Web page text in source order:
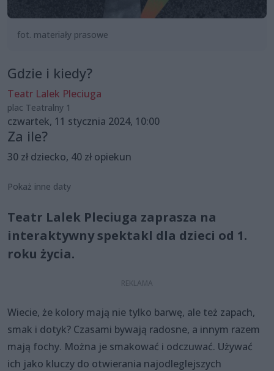
fot. materiały prasowe
Gdzie i kiedy?
Teatr Lalek Pleciuga
plac Teatralny 1
czwartek, 11 stycznia 2024, 10:00
Za ile?
30 zł dziecko, 40 zł opiekun
Pokaż inne daty
Teatr Lalek Pleciuga zaprasza na
interaktywny spektakl dla dzieci od 1.
roku życia.
Wiecie, że kolory mają nie tylko barwę, ale też zapach,
smak i dotyk? Czasami bywają radosne, a innym razem
mają fochy. Można je smakować i odczuwać. Używać
ich jako kluczy do otwierania najodleglejszych